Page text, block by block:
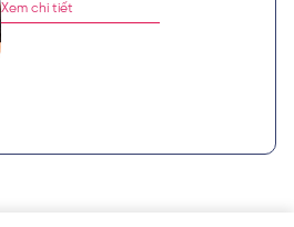
Xem chi tiết